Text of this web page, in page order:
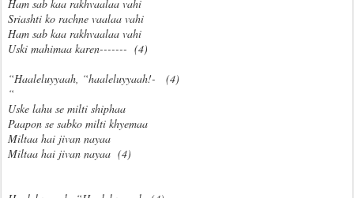
Ham sab kaa rakhvaalaa vahi
Sriashti ko rachne vaalaa vahi
Ham sab kaa rakhvaalaa vahi
Uski mahimaa karen------- (4)
“Haaleluyyaah, “haaleluyyaah!- (4)
“
Uske lahu se milti shiphaa
Paapon se sabko milti khyemaa
Miltaa hai jivan nayaa
Miltaa hai jivan nayaa (4)